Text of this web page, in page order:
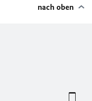
nach oben